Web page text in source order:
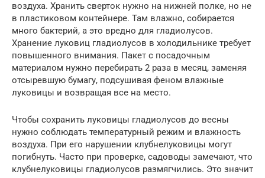
воздуха. Хранить сверток нужно на нижней полке, но не
в пластиковом контейнере. Там влажно, собирается
много бактерий, а это вредно для гладиолусов.
Хранение луковиц гладиолусов в холодильнике требует
повышенного внимания. Пакет с посадочным
материалом нужно перебирать 2 раза в месяц, заменяя
отсыревшую бумагу, подсушивая феном влажные
луковицы и возвращая все на место.
Чтобы сохранить луковицы гладиолусов до весны
нужно соблюдать температурный режим и влажность
воздуха. При его нарушении клубнелуковицы могут
погибнуть. Часто при проверке, садоводы замечают, что
клубнелуковицы гладиолусов размягчились. Это значит